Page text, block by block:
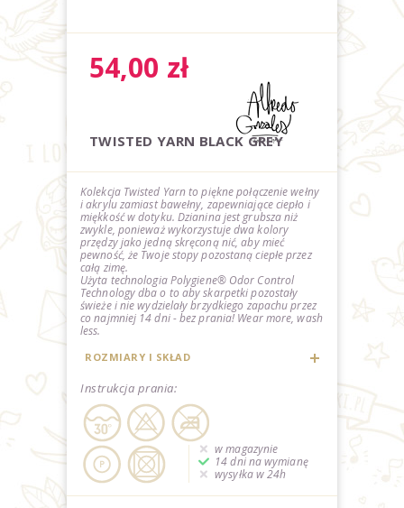
54,00 zł
TWISTED YARN BLACK GREY
Kolekcja Twisted Yarn to piękne połączenie wełny
i akrylu zamiast bawełny, zapewniające ciepło i
miękkość w dotyku. Dzianina jest grubsza niż
zwykle, ponieważ wykorzystuje dwa kolory
przędzy jako jedną skręconą nić,abymieć
pewność, że Twoje stopy pozostaną ciepłeprzez
całą zimę.
Użyta technologia Polygiene® Odor Control
Technology dba o to aby skarpetki pozostały
świeże i nie wydzielały brzydkiego zapachu przez
co najmniej 14 dni - bez prania! Wear more, wash
less.
ROZMIARY I SKŁAD
Instrukcja prania:
w magazynie
14 dni na wymianę
wysyłka w 24h